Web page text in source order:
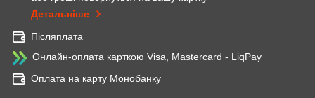
Детальніше
Післяплата
Онлайн-оплата карткою Visa, Mastercard - LiqPay
Оплата на карту Монобанку